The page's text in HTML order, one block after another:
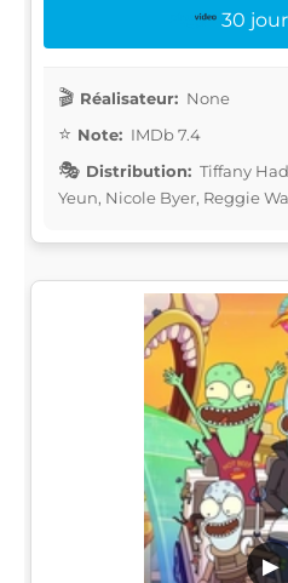
30
Réalisateur: None
Note: IMDb 7.4
Distribution: Tiffany
Yeun, Nicole Byer, Reggie
▶